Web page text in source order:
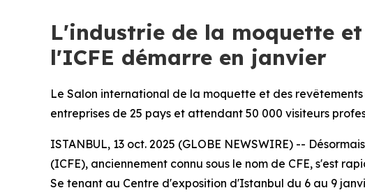
L'industrie de la moquette
l'ICFE démarre en janvier
Le Salon international de la moquette et des
entreprises de 25 pays et attendant 50 000 visiteurs
ISTANBUL, 13 oct. 2025 (GLOBE NEWSWIRE) --
(ICFE), anciennement connu sous le nom de CFE, s'est
Se tenant au Centre d'exposition d'Istanbul du 6 au 9